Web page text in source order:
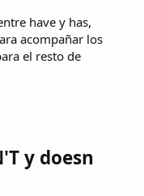
have y has,
acompañar los
el resto de
y doesn